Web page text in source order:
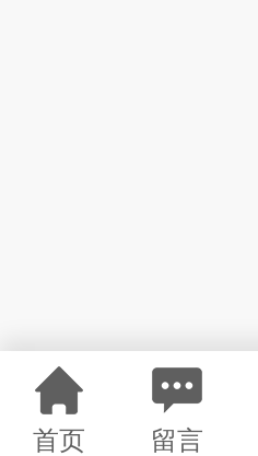
首页 留言